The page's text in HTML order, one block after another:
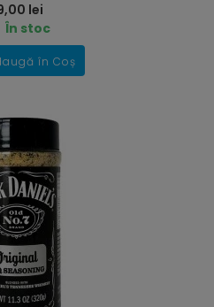
lei
În stoc
în Coș